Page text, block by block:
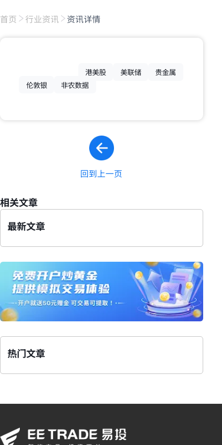
首页 行业资讯 资讯详情
港美股 美联储
贵金属
伦敦银
非农数据
回到上一页
相关文章
最新文章
热门文章